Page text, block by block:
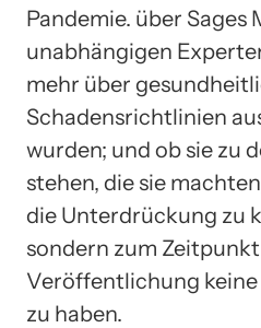
Pandemie. über Sages
unabhängigen
mehr über
Schadensrichtlinien
wurden; und ob sie zu
stehen, die sie
die Unterdrückung zu
sondern zum
Veröffentlichung
zu haben.